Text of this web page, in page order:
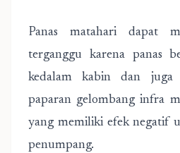
Panas matahari dapat
terganggu karena panas
kedalam kabin dan juga
paparan gelombang infra
yang memiliki efek negatif
penumpang.